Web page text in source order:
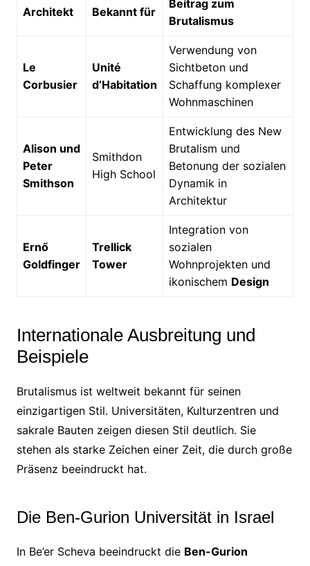
Architekt Bekannt für
Beitrag zum
Brutalismus
Le
Corbusier
Unité
d’Habitation
Verwendung von
Sichtbeton und
Schaffung komplexer
Wohnmaschinen
Alison und
Peter
Smithson
Smithdon
High School
Entwicklung des New
Brutalism und
Betonung der sozialen
Dynamik in
Architektur
Ernő
Goldfinger
Trellick
Tower
Integration von
sozialen
Wohnprojekten und
ikonischem Design
Internationale Ausbreitung und
Beispiele
Brutalismus ist weltweit bekannt für seinen
einzigartigen Stil. Universitäten, Kulturzentren und
sakrale Bauten zeigen diesen Stil deutlich. Sie
stehen als starke Zeichen einer Zeit, die durch große
Präsenz beeindruckt hat.
Die Ben-Gurion Universität in Israel
In Be’er Scheva beeindruckt die Ben-Gurion